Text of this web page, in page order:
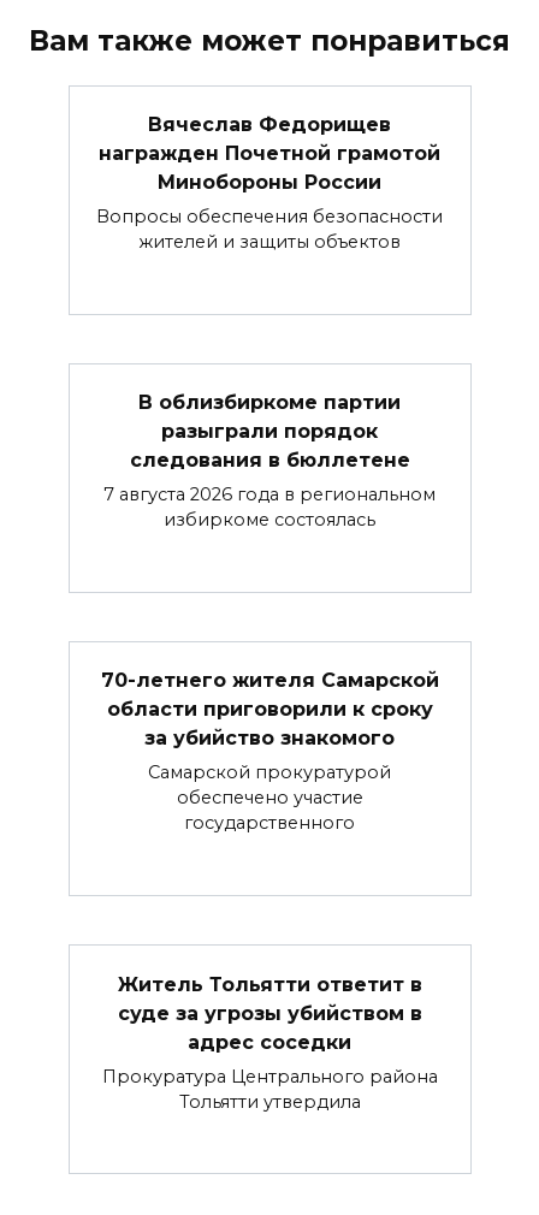
Вам также может понравиться
Вячеслав Федорищев
награжден Почетной грамотой
Минобороны России
Вопросы обеспечения безопасности
жителей и защиты объектов
В облизбиркоме партии
разыграли порядок
следования в бюллетене
7 августа 2026 года в региональном
избиркоме состоялась
70-летнего жителя Самарской
области приговорили к сроку
за убийство знакомого
Самарской прокуратурой
обеспечено участие
государственного
Житель Тольятти ответит в
суде за угрозы убийством в
адрес соседки
Прокуратура Центрального района
Тольятти утвердила